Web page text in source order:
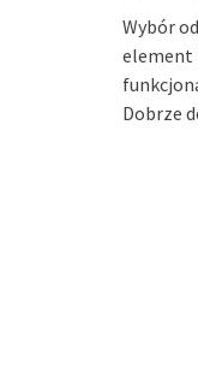
Wybór
element
Dobrze